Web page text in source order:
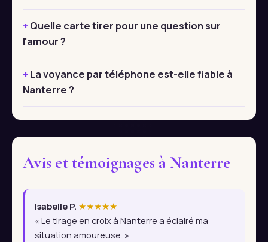
Quelle carte tirer pour une question sur
l'amour ?
La voyance par téléphone est-elle fiable à
Nanterre ?
Avis et témoignages à Nanterre
Isabelle P. ★★★★★
« Le tirage en croix à Nanterre a éclairé ma
situation amoureuse. »